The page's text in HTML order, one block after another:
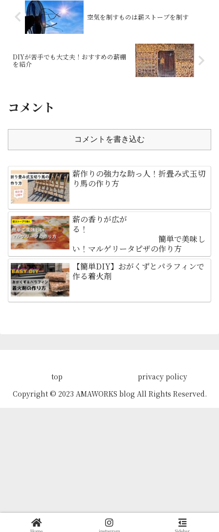
空気を制すものは薪ストーブを制す
DIYが苦手でも大丈夫！おすすめの薪棚
を紹介
コメント
コメントを書き込む
薪作りの強力な助っ人！折畳み式玉切
り馬の作り方
薪の香りが広が
る！
簡単で美味し
い！マルゲリータピザの作り方
【簡単DIY】おがくずとパラフィンで
作る着火剤
top
privacy policy
Copyright © 2023 AMAWORKS blog All Rights Reserved.